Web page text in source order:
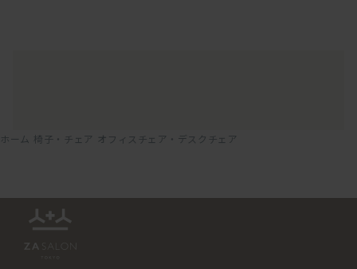
ホーム 椅子・チェア オフィスチェア・デスクチェア